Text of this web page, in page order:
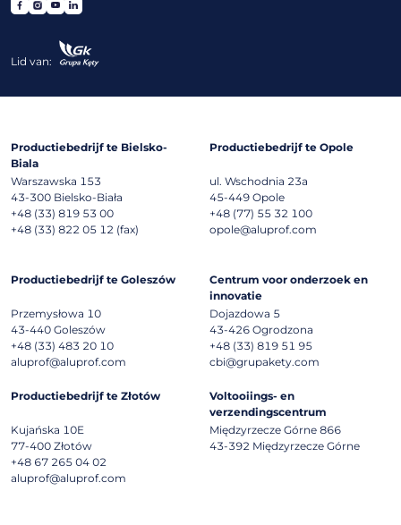
Lid van:
Productiebedrijf te Bielsko-
Biala
Warszawska 153
43-300 Bielsko-Biała
+48 (33) 819 53 00
+48 (33) 822 05 12 (fax)
Productiebedrijf te Opole
ul. Wschodnia 23a
45-449 Opole
+48 (77) 55 32 100
opole@aluprof.com
Productiebedrijf te Goleszów
Przemysłowa 10
43-440 Goleszów
+48 (33) 483 20 10
aluprof@aluprof.com
Centrum voor onderzoek en
innovatie
Dojazdowa 5
43-426 Ogrodzona
+48 (33) 819 51 95
cbi@grupakety.com
Productiebedrijf te Złotów
Kujańska 10E
77-400 Złotów
+48 67 265 04 02
aluprof@aluprof.com
Voltooiings- en
verzendingscentrum
Międzyrzecze Górne 866
43-392 Międzyrzecze Górne